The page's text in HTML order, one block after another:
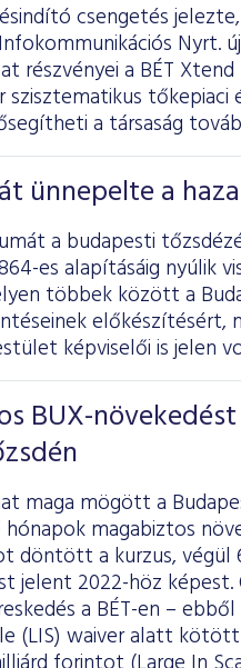
csengetés
Nyrt.
részvényei a BÉT
tőkepiaci
a társaság
ünnepelte a
a budapesti
es alapításáig nyúlik
többek között a
előkészítésért,
képviselői is jelen
BUX-
maga mögött a
hónapok magabiztos
döntött a kurzus,
jelent 2022-höz
a BÉT-en –
(LIS) waiver alatt